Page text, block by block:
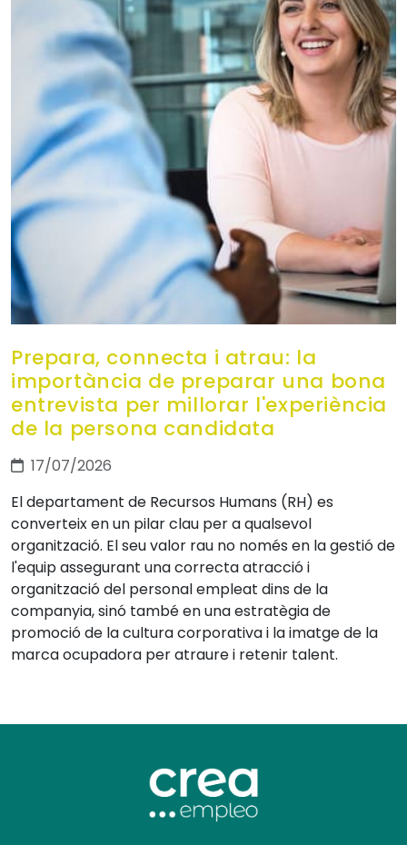
Prepara, connecta i atrau: la
importància de preparar una bona
entrevista per millorar l'experiència
de la persona candidata
17/07/2026
El departament de Recursos Humans (RH) es
converteix en un pilar clau per a qualsevol
organització. El seu valor rau no només en la gestió de
l'equip assegurant una correcta atracció i
organització del personal empleat dins de la
companyia, sinó també en una estratègia de
promoció de la cultura corporativa i la imatge de la
marca ocupadora per atraure i retenir talent.